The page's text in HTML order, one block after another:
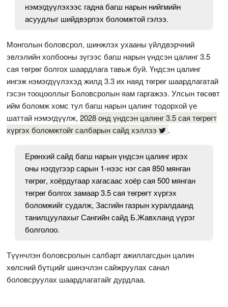
нэмэгдүүлэхээс гадна багш нарын нийгмийн
асуудлыг шийдвэрлэх боломжтой гэлээ.
Монголын боловсрол, шинжлэх ухааны үйлдвэрчний
эвлэлийн холбооны зүгээс багш нарын үндсэн цалинг 3.5
сая төгрөг болгох шаардлага тавьж буй. Үндсэн цалинг
ингэж нэмэгдүүлэхэд жилд 3.3 их наяд төгрөг шаардлагатай
гэсэн тооцооллыг Боловсролын яам гаргажээ. Улсын төсөвт
ийм боломж хомс тул багш нарын цалинг тодорхой үе
шаттай нэмэгдүүлж,2028 онд үндсэн цалинг 3.5 сая төгрөгт
хүргэх боломжтойг салбарын сайд хэллээ
.
Ерөнхий сайд багш нарын үндсэн цалинг ирэх
оны нэгдүгээр сарын 1-нээс нэг сая 850 мянган
төгрөг, хоёрдугаар хагасаас хоёр сая 500 мянган
төгрөг болгох замаар 3.5 сая төгрөгт хүргэх
боломжийг судалж, Засгийн газрын хуралдаанд
танилцуулахыг Сангийн сайд Б.Жавхланд үүрэг
болголоо.
Түүнчлэн боловсролын салбарт ажиллагсдын цалин
хөлсний бүтцийг шинэчлэн сайжруулах санал
боловсруулах шаардлагатайг дурдлаа.